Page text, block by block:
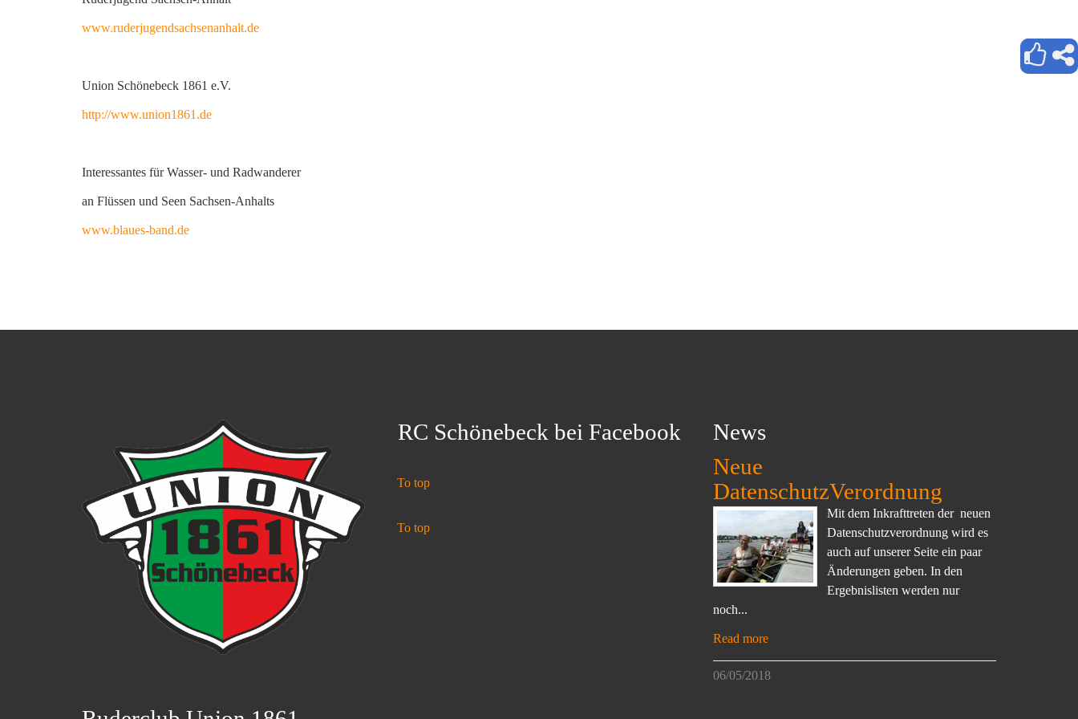
www.ruderjugendsachsenanhalt.de
Union Schönebeck 1861 e.V.
http://www.union1861.de
Interessantes für Wasser- und Radwanderer
an Flüssen und Seen Sachsen-Anhalts
www.blaues-band.de
RC Schönebeck bei Facebook
To top
To top
News
Neue
DatenschutzVerordnung
Mit dem Inkrafttreten der neuen
Datenschutzverordnung wird es
auch auf unserer Seite ein paar
Änderungen geben. In den
Ergebnislisten werden nur
noch...
Read more
06/05/2018